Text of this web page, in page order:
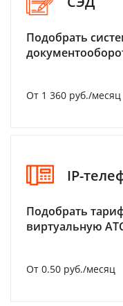
Подобрать
От 1 360 руб./месяц
IP-
Подобрать
виртуальную
От 0.50 руб./месяц